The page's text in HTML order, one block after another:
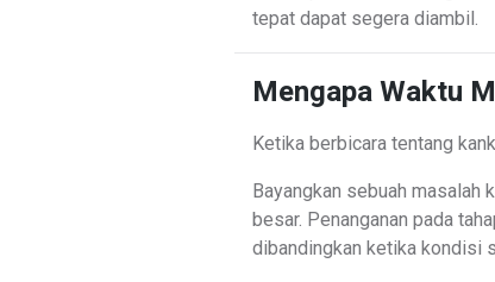
tepat dapat segera diambil.
Mengapa Waktu
Ketika berbicara tentang
Bayangkan sebuah
besar. Penanganan pada
dibandingkan ketika kondisi